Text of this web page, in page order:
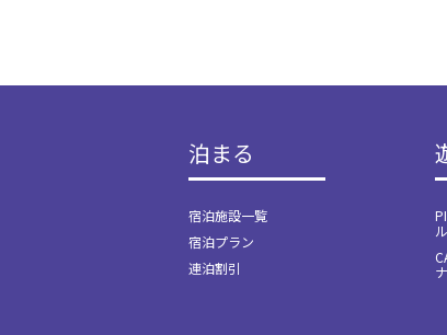
泊まる
宿泊施設一覧
宿泊プラン
連泊割引